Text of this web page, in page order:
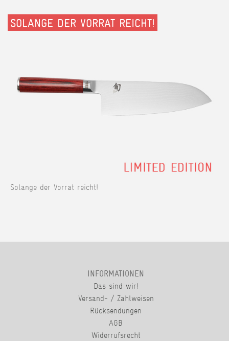
SOLANGE DER VORRAT REICHT!
Solange der Vorrat reicht!
INFORMATIONEN
Das sind wir!
Versand- / Zahlweisen
Rücksendungen
AGB
Widerrufsrecht